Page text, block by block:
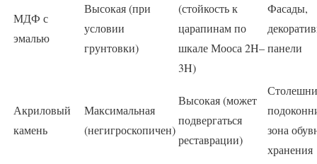
МДФ с
эмалью
Высокая (при
условии
грунтовки)
(стойкость к
царапинам по
шкале Мооса 2H–
3H)
Фасады,
панели
Акриловый
камень
Максимальная
(негигроскопичен)
Высокая (может
подвергаться
реставрации)
зона
хранения